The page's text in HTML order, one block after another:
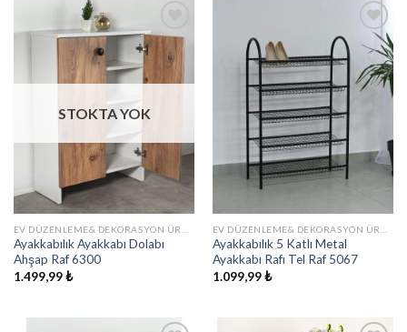
İstek
Listeme
Ekle
STOKTA YOK
Ayakkabılık Ayakkabı Dolabı
Ahşap Raf 6300
1.499,99₺
İstek
Listeme
Ekle
Ayakkabılık 5 Katlı Metal
Ayakkabı Rafı Tel Raf 5067
1.099,99₺